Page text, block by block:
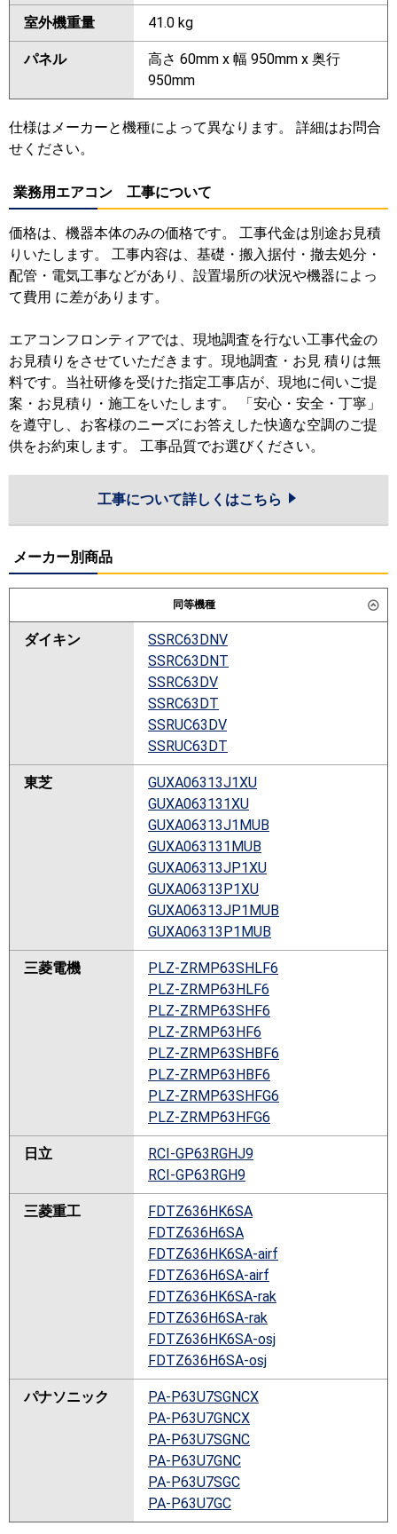
室外機重量 41.0 kg
パネル
高さ 60mm x 幅 950mm x 奥行
950mm
仕様はメーカーと機種によって異なります。 詳細はお問合
せください。
業務用エアコン 工事について
価格は、機器本体のみの価格です。 工事代金は別途お見積
りいたします。 工事内容は、基礎・搬入据付・撤去処分・
配管・電気工事などがあり、設置場所の状況や機器によっ
て費用 に差があります。
エアコンフロンティアでは、現地調査を行ない工事代金の
お見積りをさせていただきます。現地調査・お見 積りは無
料です。当社研修を受けた指定工事店が、現地に伺いご提
案・お見積り・施工をいたします。 「安心・安全・丁寧」
を遵守し、お客様のニーズにお答えした快適な空調のご提
供をお約束します。 工事品質でお選びください。
工事について詳しくはこちら
メーカー別商品
同等機種
ダイキン
SSRC63DNV
SSRC63DNT
SSRC63DV
SSRC63DT
SSRUC63DV
SSRUC63DT
東芝
GUXA06313J1XU
GUXA063131XU
GUXA06313J1MUB
GUXA063131MUB
GUXA06313JP1XU
GUXA06313P1XU
GUXA06313JP1MUB
GUXA06313P1MUB
三菱電機
PLZ-ZRMP63SHLF6
PLZ-ZRMP63HLF6
PLZ-ZRMP63SHF6
PLZ-ZRMP63HF6
PLZ-ZRMP63SHBF6
PLZ-ZRMP63HBF6
PLZ-ZRMP63SHFG6
PLZ-ZRMP63HFG6
日立
RCI-GP63RGHJ9
RCI-GP63RGH9
三菱重工
FDTZ636HK6SA
FDTZ636H6SA
FDTZ636HK6SA-airf
FDTZ636H6SA-airf
FDTZ636HK6SA-rak
FDTZ636H6SA-rak
FDTZ636HK6SA-osj
FDTZ636H6SA-osj
パナソニック
PA-P63U7SGNCX
PA-P63U7GNCX
PA-P63U7SGNC
PA-P63U7GNC
PA-P63U7SGC
PA-P63U7GC